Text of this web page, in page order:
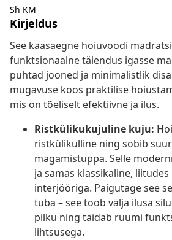
Sh KM
Kirjeldus
See kaasaegne hoiuvoodi
funktsionaalne täiendus igasse
puhtad jooned ja minimalistlik
mugavuse koos praktilise
mis on tõeliselt efektiivne ja ilus.
Ristkülikukujuline kuju:
ristkülikulline ning sobib
magamistuppa. Selle
ja samas klassikaline,
interjööriga. Paigutage see
tuba – see toob välja ilusa
pilku ning täidab ruumi
lihtsusega.